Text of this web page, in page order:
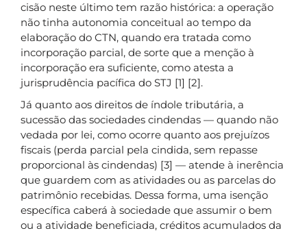
cisão neste último tem razão histórica: a operação
não tinha autonomia conceitual ao tempo da
elaboração do CTN, quando era tratada como
incorporação parcial, de sorte que a menção à
incorporação era suficiente, como atesta a
jurisprudência pacífica do STJ [1] [2].
Já quanto aos direitos de índole tributária, a
sucessão das sociedades cindendas — quando não
vedada por lei, como ocorre quanto aos prejuízos
fiscais (perda parcial pela cindida, sem repasse
proporcional às cindendas) [3] — atende à inerência
que guardem com as atividades ou as parcelas do
patrimônio recebidas. Dessa forma, uma isenção
específica caberá à sociedade que assumir o bem
ou a atividade beneficiada, créditos acumulados da